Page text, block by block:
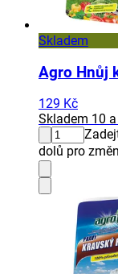
Skladem
Agro Hnůj
129 Kč
Skladem 10
dolů pro